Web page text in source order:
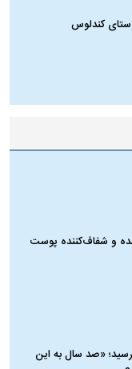
کندلوس
و شفاف‌کننده پوست
رسید؛ «صد سال به این